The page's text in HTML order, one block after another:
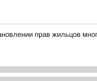
прав жильцов